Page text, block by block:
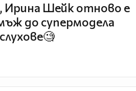
Ирина Шейк отново е
до супермодела